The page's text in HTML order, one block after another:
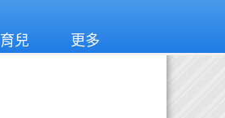
育兒 更多